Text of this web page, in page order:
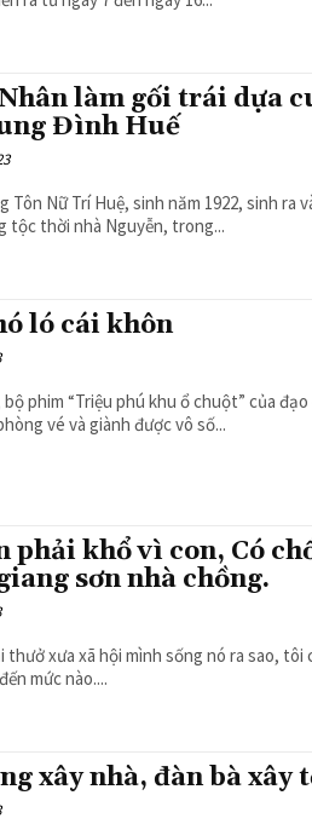
làm gối trái dựa
Đình Huế
Tôn Nữ Trí Huệ, sinh năm 1922, sinh ra
tộc thời nhà Nguyễn, trong...
ló cái khôn
bộ phim “Triệu phú khu ổ chuột” của
vé và giành được vô số...
phải khổ vì con, Có
sơn nhà chồng.
thưở xưa xã hội mình sống nó ra sao, tôi
mức nào....
xây nhà, đàn bà xây